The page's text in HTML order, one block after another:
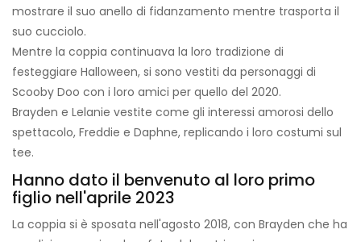
mostrare il suo anello di fidanzamento mentre trasporta il
suo cucciolo.
Mentre la coppia continuava la loro tradizione di
festeggiare Halloween, si sono vestiti da personaggi di
Scooby Doo con i loro amici per quello del 2020.
Brayden e Lelanie vestite come gli interessi amorosi dello
spettacolo, Freddie e Daphne, replicando i loro costumi sul
tee.
Hanno dato il benvenuto al loro primo
figlio nell'aprile 2023
La coppia si è sposata nell'agosto 2018, con Brayden che ha